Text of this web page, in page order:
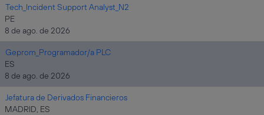
Tech_Incident Support Analyst_N2
PE
8 de ago. de 2026
Geprom_Programador/a PLC
ES
8 de ago. de 2026
Jefatura de Derivados Financieros
MADRID, ES